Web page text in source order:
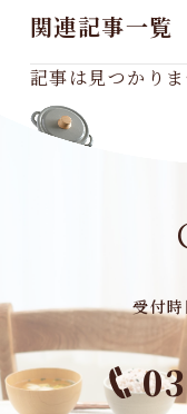
関連記事一覧
記事は見つかりま
受付